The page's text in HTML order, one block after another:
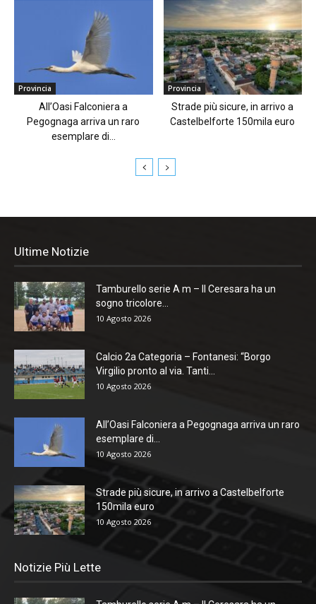
Provincia
All’Oasi Falconiera a
Pegognaga arriva un raro
esemplare di...
Provincia
Strade più sicure, in arrivo a
Castelbelforte 150mila euro
Ultime Notizie
Tamburello serie A m – Il Ceresara ha un
sogno tricolore...
10 Agosto 2026
Calcio 2a Categoria – Fontanesi: “Borgo
Virgilio pronto al via. Tanti...
10 Agosto 2026
All’Oasi Falconiera a Pegognaga arriva un raro
esemplare di...
10 Agosto 2026
Strade più sicure, in arrivo a Castelbelforte
150mila euro
10 Agosto 2026
Notizie Più Lette